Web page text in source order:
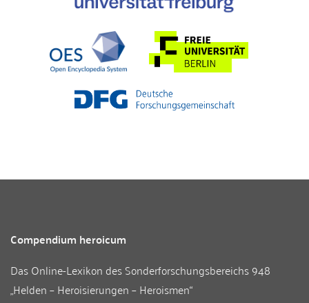
Compendium heroicum
Das Online-Lexikon desSonderforschungsbereichs 948
„Helden – Heroisierungen – Heroismen“